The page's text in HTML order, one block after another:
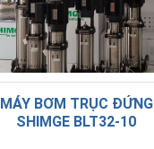
MÁY BƠM TRỤC ĐỨNG
SHIMGE BLT32-10